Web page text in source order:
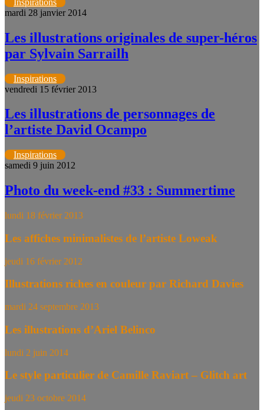
mardi 28 janvier 2014
Les illustrations originales de super-héros
par Sylvain Sarrailh
Inspirations
vendredi 15 février 2013
Les illustrations de personnages de
l’artiste David Ocampo
Inspirations
samedi 9 juin 2012
Photo du week-end #33 : Summertime
lundi 18 février 2013
Les affiches minimalistes de l’artiste Loweak
jeudi 16 février 2012
Illustrations riches en couleur par Richard Davies
mardi 24 septembre 2013
Les illustrations d’Ariel Belinco
lundi 2 juin 2014
Le style particulier de Camille Raviart – Glitch art
jeudi 23 octobre 2014